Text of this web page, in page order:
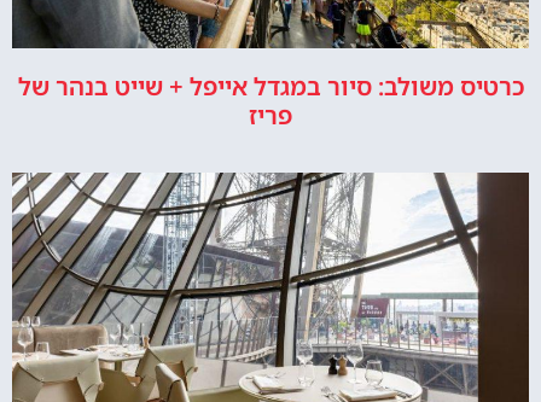
כרטיס משולב: סיור במגדל אייפל + שייט בנהר של
פריז